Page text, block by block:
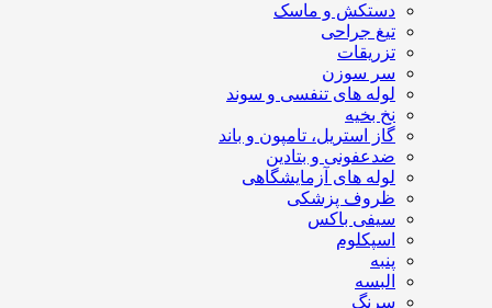
دستکش و ماسک
تیغ جراحی
تزریقات
سر سوزن
لوله های تنفسی و سوند
نخ بخیه
گاز استریل، تامپون و باند
ضدعفونی و بتادین
لوله های آزمایشگاهی
ظروف پزشکی
سیفی باکس
اسپکلوم
پنبه
البسه
سرنگ